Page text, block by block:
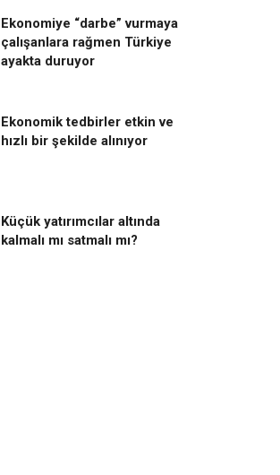
Ekonomiye “darbe” vurmaya
çalışanlara rağmen Türkiye
ayakta duruyor
Ekonomik tedbirler etkin ve
hızlı bir şekilde alınıyor
Küçük yatırımcılar altında
kalmalı mı satmalı mı?